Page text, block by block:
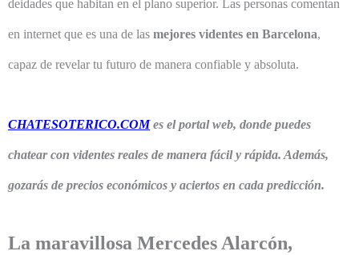
deidades que habitan en el plano superior. Las personas comentan
en internet que es una de las mejores videntes en Barcelona,
capaz de revelar tu futuro de manera confiable y absoluta.
CHATESOTERICO.COMes el portal web, donde puedes
chatear con videntes reales de manera fácil y rápida. Además,
gozarás de precios económicos y aciertos en cada predicción.
La maravillosa Mercedes Alarcón,